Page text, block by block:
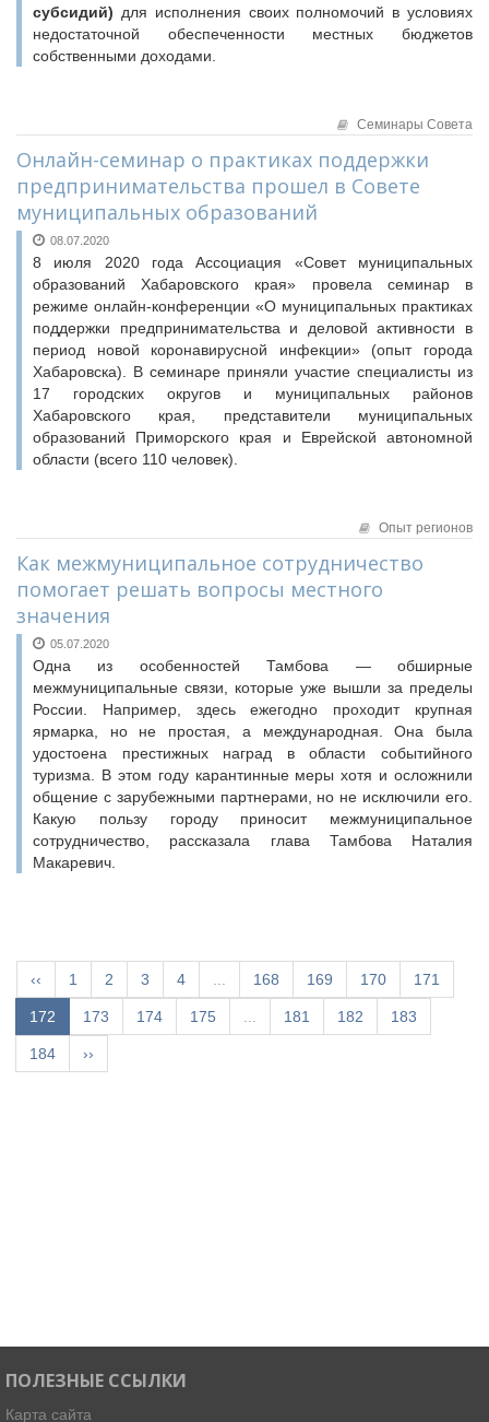
субсидий) для исполнения своих полномочий в условиях
недостаточной обеспеченности местных бюджетов
собственными доходами.
Семинары Совета
Онлайн-семинар о практиках поддержки
предпринимательства прошел в Совете
муниципальных образований
08.07.2020
8 июля 2020 года Ассоциация «Совет муниципальных
образований Хабаровского края» провела семинар в
режиме онлайн-конференции «О муниципальных практиках
поддержки предпринимательства и деловой активности в
период новой коронавирусной инфекции» (опыт города
Хабаровска). В семинаре приняли участие специалисты из
17 городских округов и муниципальных районов
Хабаровского края, представители муниципальных
образований Приморского края и Еврейской автономной
области (всего 110 человек).
Опыт регионов
Как межмуниципальное сотрудничество
помогает решать вопросы местного
значения
05.07.2020
Одна из особенностей Тамбова — обширные
межмуниципальные связи, которые уже вышли за пределы
России. Например, здесь ежегодно проходит крупная
ярмарка, но не простая, а международная. Она была
удостоена престижных наград в области событийного
туризма. В этом году карантинные меры хотя и осложнили
общение с зарубежными партнерами, но не исключили его.
Какую пользу городу приносит межмуниципальное
сотрудничество, рассказала глава Тамбова Наталия
Макаревич.
‹‹ 1 2 3 4 168 169 170 171
172 173 174 175 181 182 183
184 ››
ПОЛЕЗНЫЕ ССЫЛКИ
Карта сайта